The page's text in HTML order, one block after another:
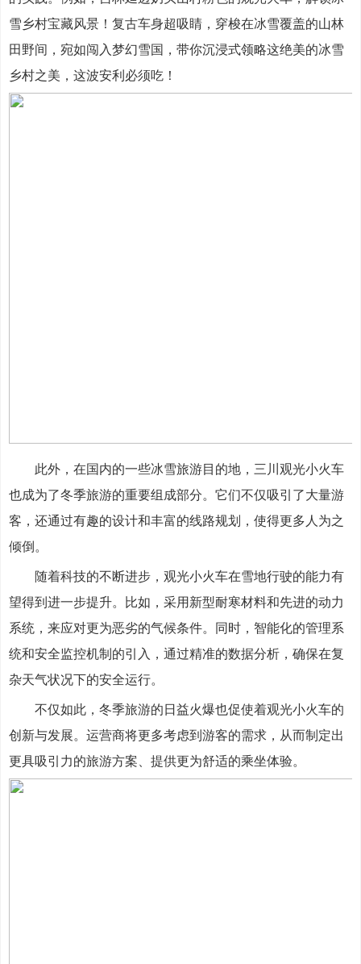
雪乡村宝藏风景！复古车身超吸睛，穿梭在冰雪覆盖的山林
田野间，宛如闯入梦幻雪国，带你沉浸式领略这绝美的冰雪
乡村之美，这波安利必须吃！
此外，在国内的一些冰雪旅游目的地，三川观光小火车
也成为了冬季旅游的重要组成部分。它们不仅吸引了大量游
客，还通过有趣的设计和丰富的线路规划，使得更多人为之
倾倒。
随着科技的不断进步，观光小火车在雪地行驶的能力有
望得到进一步提升。比如，采用新型耐寒材料和先进的动力
系统，来应对更为恶劣的气候条件。同时，智能化的管理系
统和安全监控机制的引入，通过精准的数据分析，确保在复
杂天气状况下的安全运行。
不仅如此，冬季旅游的日益火爆也促使着观光小火车的
创新与发展。运营商将更多考虑到游客的需求，从而制定出
更具吸引力的旅游方案、提供更为舒适的乘坐体验。